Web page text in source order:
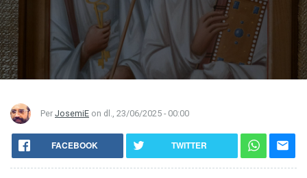
Per JosemiE on dl., 23/06/2025 - 00:00
FACEBOOK TWITTER